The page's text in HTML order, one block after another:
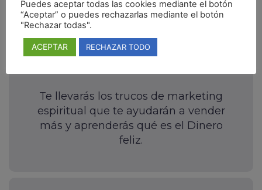
5
Te llevarás los trucos de marketing
espiritual que te ayudarán a vender
más y aprenderás qué es el Dinero
feliz.
Puedes aceptar todas las cookies mediante el botón
“Aceptar” o puedes rechazarlas mediante el botón
"Rechazar todas".
ACEPTAR RECHAZAR TODO